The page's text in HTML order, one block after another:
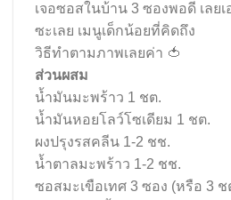
เจอซอสในบ้าน 3 ซองพอดี เลย
ซะเลย เมนูเด็กน้อยที่คิดถึง
วิธีทำตามภาพเลยค่า 🍅
ส่วนผสม
น้ำมันมะพร้าว 1 ชต.
น้ำมันหอยโลว์โซเดียม 1 ชต.
ผงปรุงรสคลีน 1-2 ชช.
น้ำตาลมะพร้าว 1-2 ชช.
ซอสมะเขือเทศ 3 ซอง (หรือ 3 ช